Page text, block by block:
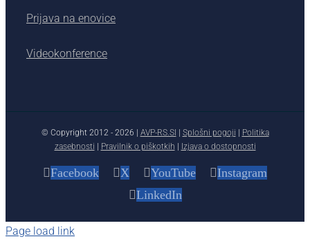
Prijava na enovice
Videokonference
© Copyright 2012 - 2026 | AVP-RS.SI Splošni pogoji
Politika
zasebnosti
Pravilnik o piškotkih Izjava o dostopnosti
Facebook X YouTube
Instagram
LinkedIn
Page load link